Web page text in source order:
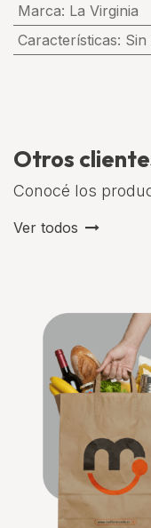
Marca: La Virginia
Características: Sin
Otros
Conocé los
Ver todos